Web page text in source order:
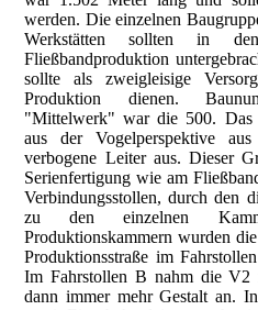
werden. Die einzelnen
Werkstätten sollten in
Fließbandproduktion
sollte als zweigleisige
Produktion dienen.
"Mittelwerk" war die 500. Das
aus der Vogelperspektive
verbogene Leiter aus. Dieser
Serienfertigung wie am
Verbindungsstollen, durch den
zu den einzelnen
Produktionskammern wurden
Produktionsstraße im
Im Fahrstollen B nahm die V2
dann immer mehr Gestalt an.